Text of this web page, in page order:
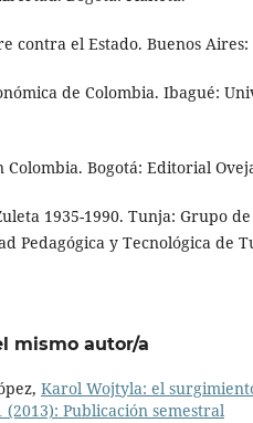
contra el Estado. Buenos
de Colombia. Ibagué:
Bogotá: Editorial
1935-1990. Tunja: Grupo
Pedagógica y Tecnológica de
mismo autor/a
Karol Wojtyla: el
(2013): Publicación semestral